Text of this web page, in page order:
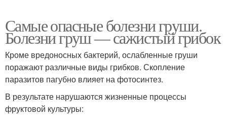
Самые опасные болезни груши.
Болезни груш — сажистый грибок
Кроме вредоносных бактерий, ослабленные груши
поражают различные виды грибков. Скопление
паразитов пагубно влияет на фотосинтез.
В результате нарушаются жизненные процессы
фруктовой культуры: